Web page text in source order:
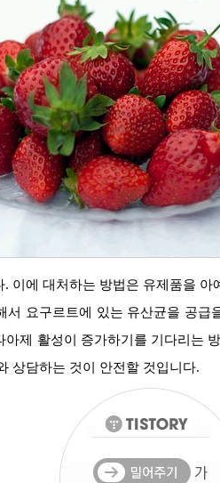
서 요구르트에 있는 유산균을 공
제 활성이 증가하기를 기다리는
상담하는 것이 안전할 것입니다.